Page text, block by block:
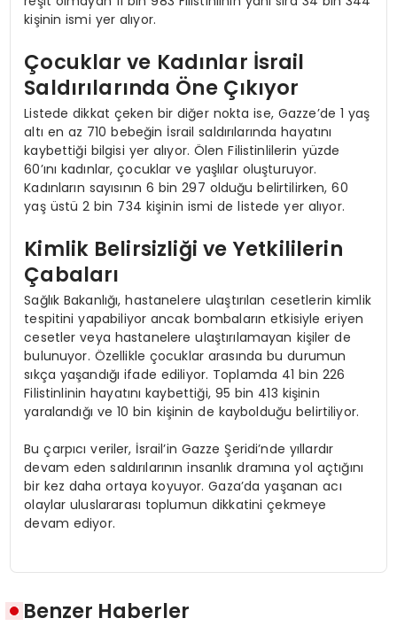
kişinin ismi yer alıyor.
Çocuklar ve Kadınlar İsrail
Saldırılarında Öne Çıkıyor
Listede dikkat çeken bir diğer nokta ise, Gazze’de 1 yaş
altı en az 710 bebeğin İsrail saldırılarında hayatını
kaybettiği bilgisi yer alıyor. Ölen Filistinlilerin yüzde
60’ını kadınlar, çocuklar ve yaşlılar oluşturuyor.
Kadınların sayısının 6 bin 297 olduğu belirtilirken, 60
yaş üstü 2 bin 734 kişinin ismi de listede yer alıyor.
Kimlik Belirsizliği ve Yetkililerin
Çabaları
Sağlık Bakanlığı, hastanelere ulaştırılan cesetlerin kimlik
tespitini yapabiliyor ancak bombaların etkisiyle eriyen
cesetler veya hastanelere ulaştırılamayan kişiler de
bulunuyor. Özellikle çocuklar arasında bu durumun
sıkça yaşandığı ifade ediliyor. Toplamda 41 bin 226
Filistinlinin hayatını kaybettiği, 95 bin 413 kişinin
yaralandığı ve 10 bin kişinin de kaybolduğu belirtiliyor.
Bu çarpıcı veriler, İsrail’in Gazze Şeridi’nde yıllardır
devam eden saldırılarının insanlık dramına yol açtığını
bir kez daha ortaya koyuyor. Gaza’da yaşanan acı
olaylar uluslararası toplumun dikkatini çekmeye
devam ediyor.
Benzer Haberler